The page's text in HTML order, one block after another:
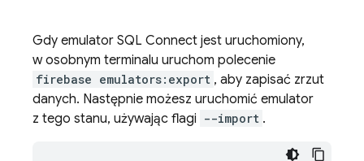
Gdy emulator SQL Connect jest uruchomiony,
w osobnym terminalu uruchom polecenie
firebase emulators:export , aby zapisać zrzut
danych. Następnie możesz uruchomić emulator
z tego stanu, używając flagi --import .